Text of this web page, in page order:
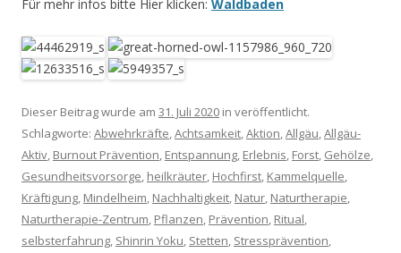
Für mehr infos bitte Hier klicken: Waldbaden
Dieser Beitrag wurde am 31. Juli 2020 in veröffentlicht.
Schlagworte: Abwehrkräfte,Achtsamkeit,Aktion,Allgäu,Allgäu-
Aktiv, Burnout Prävention, Entspannung, Erlebnis, Forst, Gehölze,
Gesundheitsvorsorge, heilkräuter, Hochfirst, Kammelquelle,
Kräftigung, Mindelheim, Nachhaltigkeit, Natur, Naturtherapie,
Naturtherapie-Zentrum, Pflanzen, Prävention, Ritual,
selbsterfahrung, Shinrin Yoku, Stetten, Stressprävention,